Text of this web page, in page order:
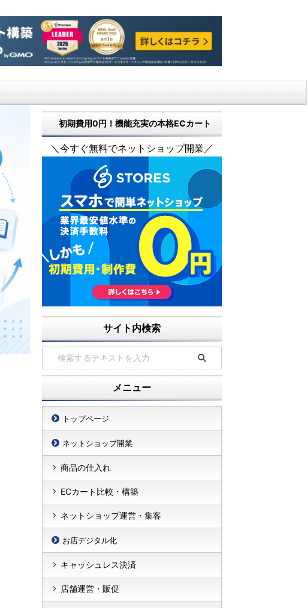
初期費用0円！機能充実の本格ECカート
＼今すぐ無料でネットショップ開業／
サイト内検索
メニュー
トップページ
ネットショップ開業
商品の仕入れ
ECカート比較・構築
ネットショップ運営・集客
お店デジタル化
キャッシュレス決済
店舗運営・販促